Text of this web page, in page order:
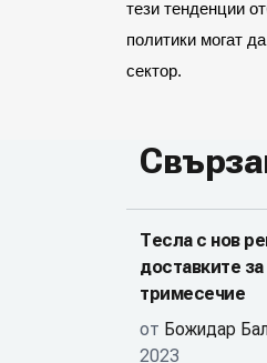
тези тенденции
политики могат
сектор.
Тесла с нов
доставките
тримесечие
от Божидар
2023